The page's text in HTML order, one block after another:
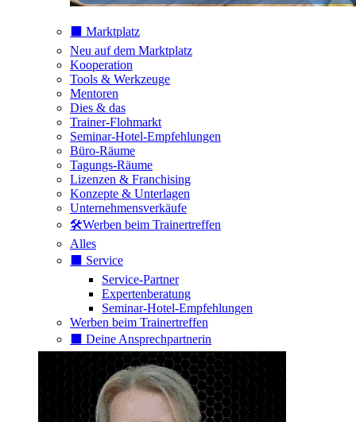
⬛️ Marktplatz
Neu auf dem Marktplatz
Kooperation
Tools & Werkzeuge
Mentoren
Dies & das
Trainer-Flohmarkt
Seminar-Hotel-Empfehlungen
Büro-Räume
Tagungs-Räume
Lizenzen & Franchising
Konzepte & Unterlagen
Unternehmensverkäufe
🛠️Werben beim Trainertreffen
Alles
⬛️ Service
Service-Partner
Expertenberatung
Seminar-Hotel-Empfehlungen
Werben beim Trainertreffen
⬛️ Deine Ansprechpartnerin